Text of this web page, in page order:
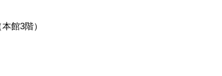
館3階）